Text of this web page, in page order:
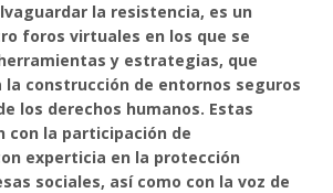
la resistencia, es un
foros virtuales en los que se
y estrategias, que
la construcción de entornos seguros
los derechos humanos. Estas
con la participación de
experticia en la protección
sociales, así como con la voz de